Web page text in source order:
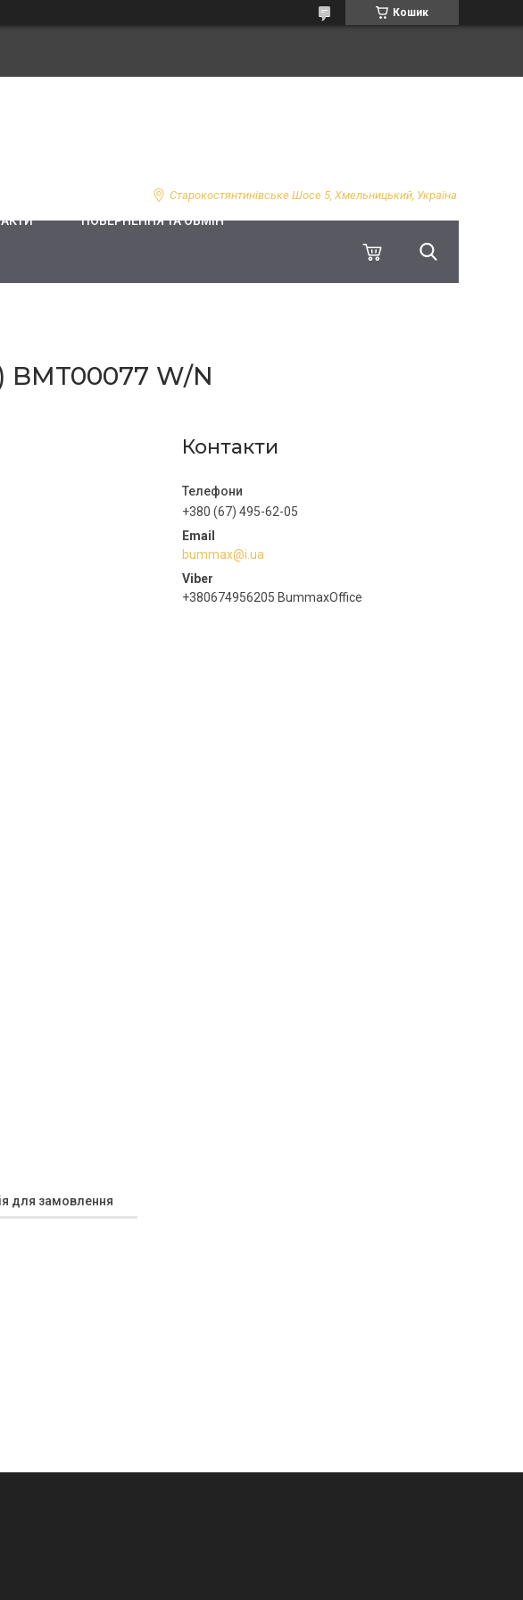
Кошик
Старокостянтинівське Шосе 5, Хмельницький, Україна
ПОВЕРНЕННЯ ТА ОБМІН
BMT00077 W/N
Контакти
+380 (67) 495-62-05
bummax@i.ua
+380674956205 BummaxOffice
для замовлення